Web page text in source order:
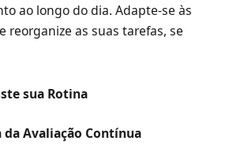
ao longo do dia. Adapte-se às
reorganize as suas tarefas, se
sua Rotina
Avaliação Contínua